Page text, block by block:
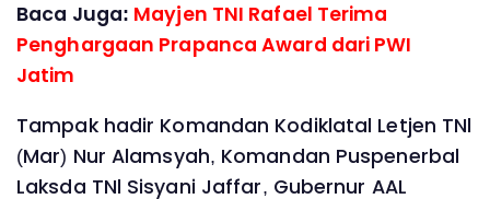
Baca Juga: Mayjen TNI Rafael Terima
Penghargaan Prapanca Award dari PWI
Jatim
Tampak hadir Komandan Kodiklatal Letjen TNl
(Mar) Nur Alamsyah, Komandan Puspenerbal
Laksda TNl Sisyani Jaffar, Gubernur AAL